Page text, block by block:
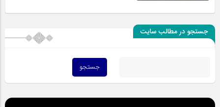
جستجو در مطالب سایت